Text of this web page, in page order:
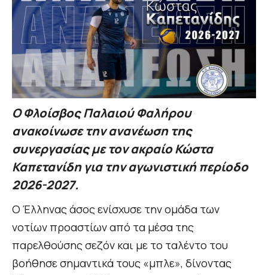
Ο Φλοίσβος Παλαιού Φαλήρου
ανακοίνωσε την ανανέωση της
συνεργασίας με τον ακραίο Κώστα
Καπετανίδη για την αγωνιστική περίοδο
2026-2027.
Ο Έλληνας άσος ενίσχυσε την ομάδα των
νοτίων προαστίων από τα μέσα της
παρελθούσης σεζόν και με το ταλέντο του
βοήθησε σημαντικά τους «μπλε», δίνοντας